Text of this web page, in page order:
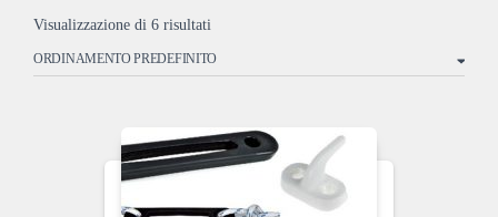
Visualizzazione di 6 risultati